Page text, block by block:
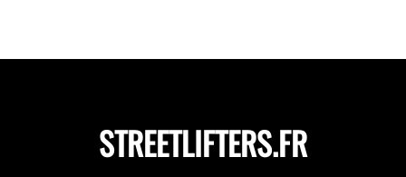
STREETLIFTERS.FR